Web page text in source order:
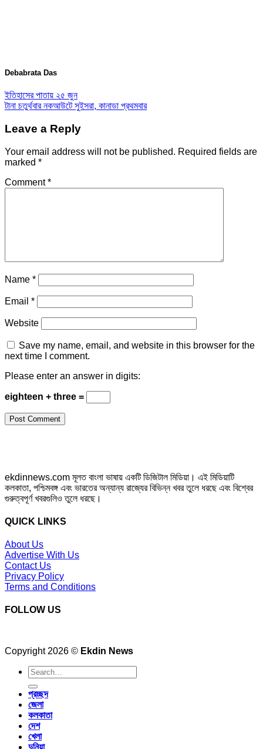
Debabrata Das
ইতিহাসের পাতায় ২৫ জুন
টানা চতুর্থবার নকআউটে সুইসরা, কানাডা প্রথমবার
Leave a Reply
Your email address will not be published. Required fields are
marked *
Comment*
Name *
Email *
Website
Save my name, email, and website in this browser for the
next time I comment.
Please enter an answer in digits:
eighteen + three =
ekdinnews.com মূলত বাংলা ভাষায় একটি ডিজিটাল মিডিয়া। এই মিডিয়াটি
কলকাতা, পশ্চিমবঙ্গ এবং ভারতের অন্যান্য রাজ্যের বিভিন্ন খবর তুলে ধরছে এবং বিশ্বের
গুরুত্বপূর্ণ খবরগুলিও তুলে ধরছে।
QUICK LINKS
About Us
Advertise With Us
Contact Us
Privacy Policy
Terms and Conditions
FOLLOW US
Copyright 2026 © Ekdin News
প্রচ্ছদ
জেলা
কলকাতা
দেশ
খেলা
দুনিয়া